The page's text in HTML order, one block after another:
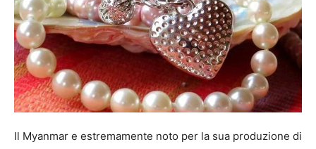
Il Myanmar e estremamente noto per la sua produzione di